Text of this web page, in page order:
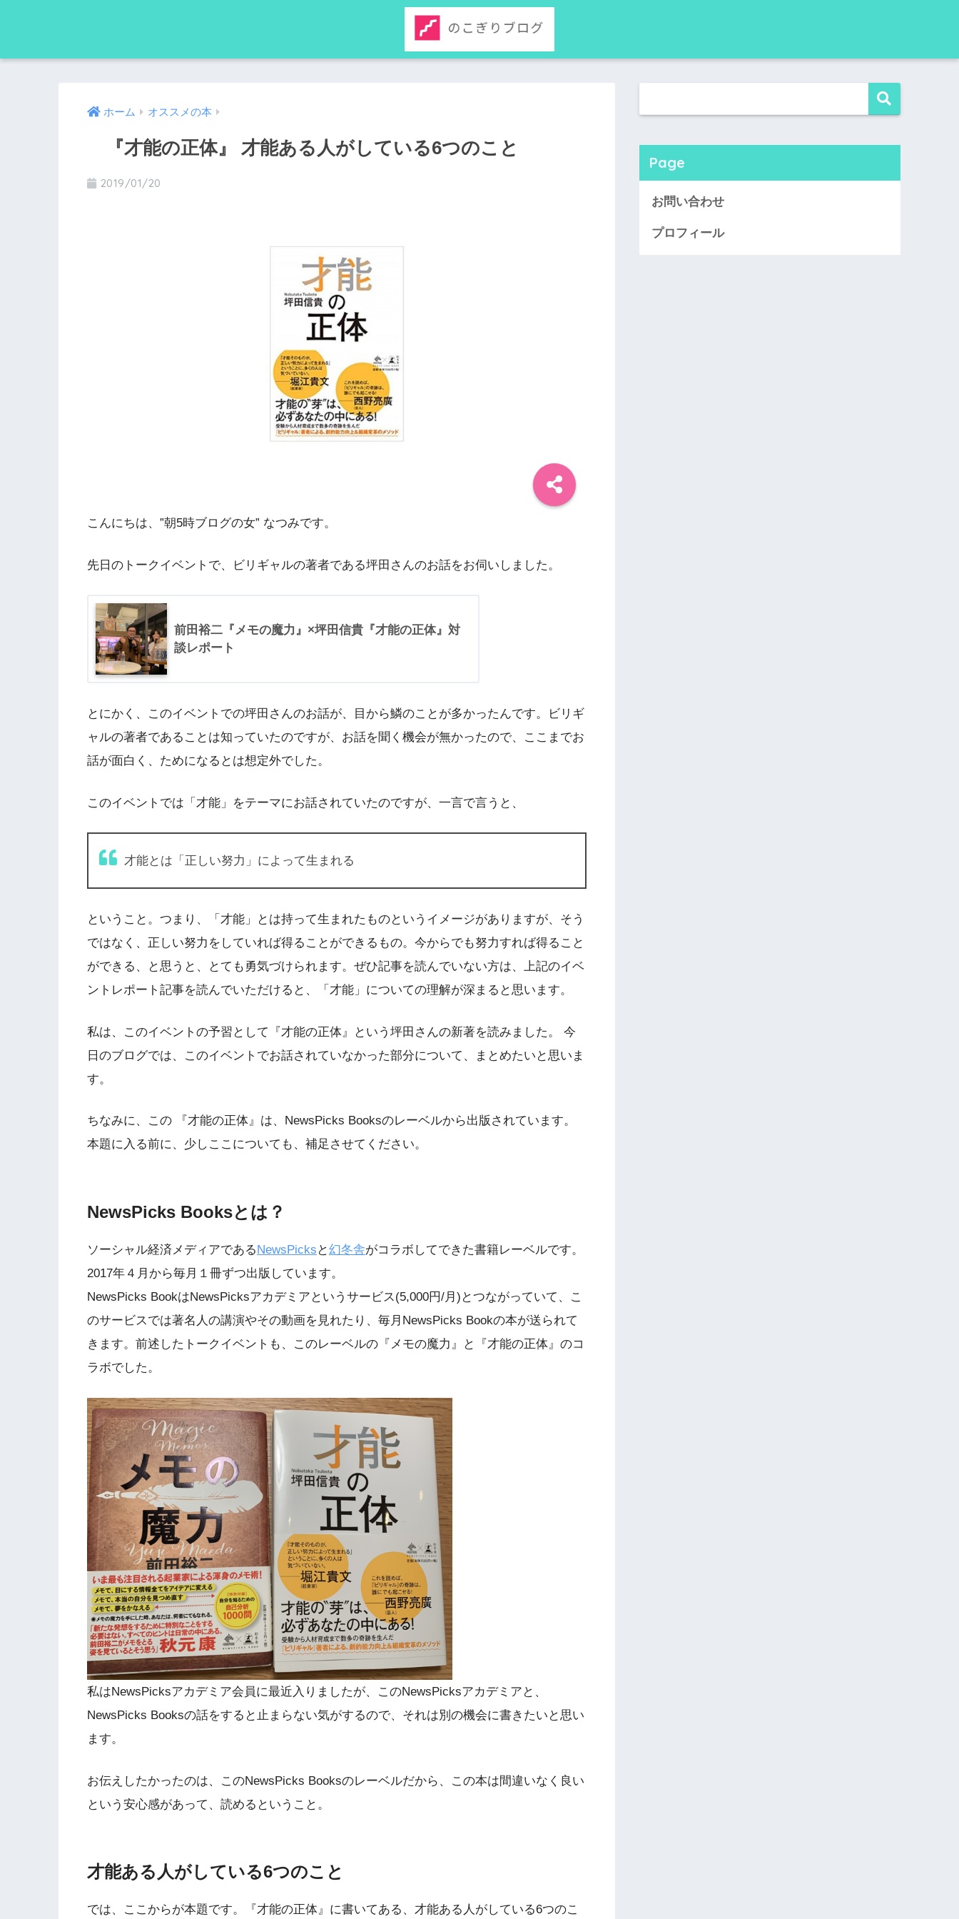
ホーム オススメの本
『才能の正体』 才能ある人がしている6つのこと
2019/01/20
こんにちは、”朝5時ブログの女” なつみです。
先日のトークイベントで、ビリギャルの著者である坪田さんのお話をお伺いしました。
前田裕二『メモの魔力』×坪田信貴『才能の正体』対
談レポート
とにかく、このイベントでの坪田さんのお話が、目から鱗のことが多かったんです。ビリギ
ャルの著者であることは知っていたのですが、お話を聞く機会が無かったので、ここまでお
話が面白く、ためになるとは想定外でした。
このイベントでは「才能」をテーマにお話されていたのですが、一言で言うと、
才能とは「正しい努力」によって生まれる
ということ。つまり、「才能」とは持って生まれたものというイメージがありますが、そう
ではなく、正しい努力をしていれば得ることができるもの。今からでも努力すれば得ること
ができる、と思うと、とても勇気づけられます。ぜひ記事を読んでいない方は、上記のイベ
ントレポート記事を読んでいただけると、「才能」についての理解が深まると思います。
私は、このイベントの予習として『才能の正体』という坪田さんの新著を読みました。 今
日のブログでは、このイベントでお話されていなかった部分について、まとめたいと思いま
す。
ちなみに、この 『才能の正体』は、NewsPicks Booksのレーベルから出版されています。
本題に入る前に、少しここについても、補足させてください。
NewsPicks Booksとは？
ソーシャル経済メディアであるNewsPicks と幻冬舎がコラボしてできた書籍レーベルです。
2017年４月から毎月１冊ずつ出版しています。
NewsPicks BookはNewsPicksアカデミアというサービス(5,000円/月)とつながっていて、こ
のサービスでは著名人の講演やその動画を見れたり、毎月NewsPicks Bookの本が送られて
きます。前述したトークイベントも、このレーベルの『メモの魔力』と『才能の正体』のコ
ラボでした。
私はNewsPicksアカデミア会員に最近入りましたが、このNewsPicksアカデミアと、
NewsPicks Booksの話をすると止まらない気がするので、それは別の機会に書きたいと思い
ます。
お伝えしたかったのは、このNewsPicks Booksのレーベルだから、この本は間違いなく良い
という安心感があって、読めるということ。
才能ある人がしている6つのこと
では、ここからが本題です。『才能の正体』に書いてある、才能ある人がしている6つのこ
Page
お問い合わせ
プロフィール